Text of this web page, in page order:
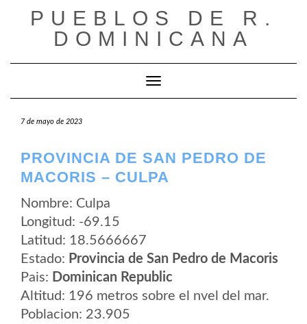
PUEBLOS DE R.
DOMINICANA
Cambiar modo de navegación
7 de mayo de 2023
PROVINCIA DE SAN PEDRO DE
MACORIS – CULPA
Nombre: Culpa
Longitud: -69.15
Latitud: 18.5666667
Estado: Provincia de San Pedro de Macoris
Pais: Dominican Republic
Altitud: 196 metros sobre el nvel del mar.
Poblacion: 23.905